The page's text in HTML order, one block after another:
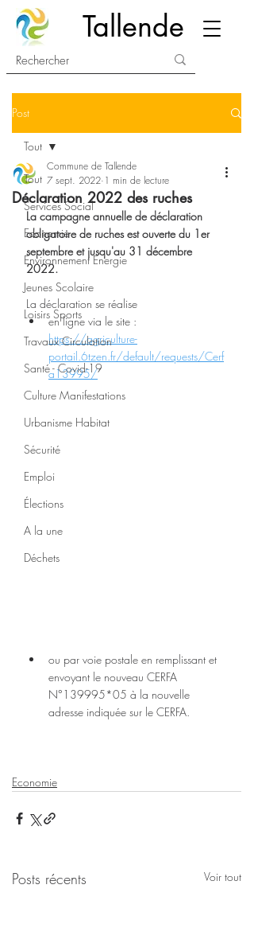
Tallende
Post
Tout
Services Social
Economie
Environnement Energie
Jeunes Scolaire
Loisirs Sports
Travaux Circulation
Santé - Covid-19
Culture Manifestations
Urbanisme Habitat
Sécurité
Emploi
Élections
A la une
Déchets
Tout
Déclaration 2022 des ruches
Commune de Tallende
7 sept. 2022 1 min de lecture
La campagne annuelle de déclaration
obligatoire de ruches est ouverte du 1er
septembre et jusqu'au 31 décembre
2022.
La déclaration se réalise
en ligne via le site :
https://agriculture-
portail.6tzen.fr/default/requests/Cerf
a13995/
ou par voie postale en remplissant et
envoyant le nouveau CERFA
N°139995*05 à la nouvelle
adresse indiquée sur le CERFA.
Economie
Posts récents Voir tout